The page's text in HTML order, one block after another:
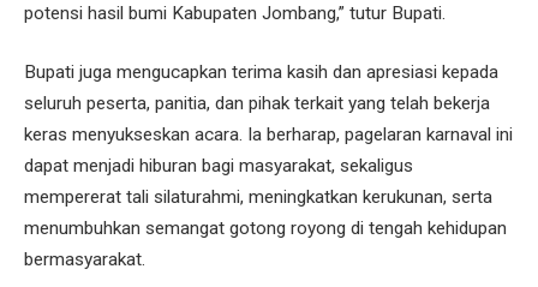
potensi hasil bumi Kabupaten Jombang,” tutur Bupati.
Bupati juga mengucapkan terima kasih dan apresiasi kepada
seluruh peserta, panitia, dan pihak terkait yang telah bekerja
keras menyukseskan acara. Ia berharap, pagelaran karnaval ini
dapat menjadi hiburan bagi masyarakat, sekaligus
mempererat tali silaturahmi, meningkatkan kerukunan, serta
menumbuhkan semangat gotong royong di tengah kehidupan
bermasyarakat.